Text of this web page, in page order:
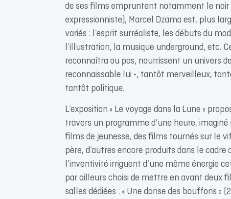
de ses films empruntent notamment le
expressionniste), Marcel Dzama est, plus
variés : l’esprit surréaliste, les débuts du
l’illustration, la musique underground, etc.
reconnaîtra ou pas, nourrissent un univers
reconnaissable lui -, tantôt merveilleux,
tantôt politique.
L’exposition « Le voyage dans la Lune »
travers un programme d’une heure, imaginé
films de jeunesse, des films tournés sur le
père, d’autres encore produits dans le cadre
l’inventivité irriguent d’une même énergie
par ailleurs choisi de mettre en avant deux
salles dédiées : « Une danse des bouffons »